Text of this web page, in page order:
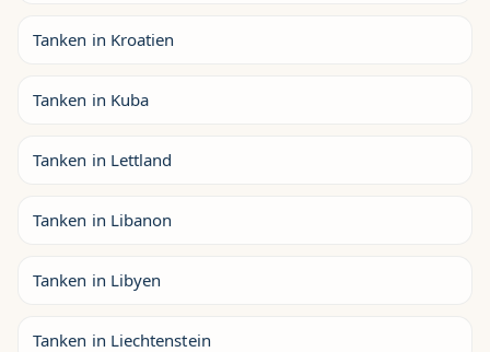
Tanken in Kroatien
Tanken in Kuba
Tanken in Lettland
Tanken in Libanon
Tanken in Libyen
Tanken in Liechtenstein